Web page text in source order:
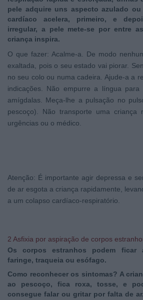
pele adquire uns aspecto azulado
cardíaco acelera, primeiro, e
irregular, a pele mete-se por entre
criança inspira.
O que fazer: Acalme-a. De modo
exaltada, pois o seu estado vai piorar.
no seu colo ou numa cadeira. Ajude-a a
indicações. Não empurre a língua
amígdalas. Meça-lhe a pulsação no
pescoço). Não transporte uma criança
urgências ou o médico.
Atenção: É importante agir depressa e
de ar esgota a criança rapidamente,
a um colapso cardíaco-respiratório.
2 Asfixia por aspiração de corpos
Os corpos estranhos podem ficar
faringe, traqueia ou esófago.
Como reconhecer os sintomas? A
ao pescoço, fica roxa, tosse, e
consegue falar ou gritar por falta de